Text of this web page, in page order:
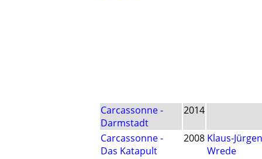
Carcassonne -
Darmstadt
2014
Carcassonne -
Das Katapult
2008 Klaus-Jürgen
Wrede